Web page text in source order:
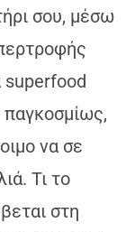
σου, μέσω
superfood
να σε
Τι το
στη